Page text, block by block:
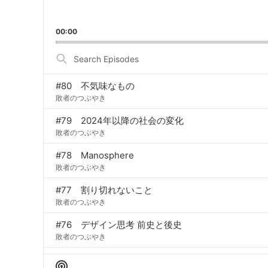
00:00
Search
Episodes
#80 不気味なもの
敗者のつぶやき
#79 2024年以降の社会の変化
敗者のつぶやき
#78 Manosphere
敗者のつぶやき
#77 割り切れないこと
敗者のつぶやき
#76 デザイン思考 前史と後史
敗者のつぶやき
#75 ハイチ革命